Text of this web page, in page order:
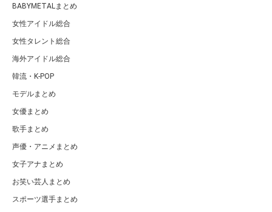
BABYMETALまとめ
女性アイドル総合
女性タレント総合
海外アイドル総合
韓流・K-POP
モデルまとめ
女優まとめ
歌手まとめ
声優・アニメまとめ
女子アナまとめ
お笑い芸人まとめ
スポーツ選手まとめ